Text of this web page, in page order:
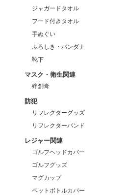
ジャガードタオル
フード付きタオル
手ぬぐい
ふろしき・バンダナ
靴下
マスク・衛生関連
絆創膏
防犯
リフレクターグッズ
リフレクターバンド
レジャー関連
ゴルフヘッドカバー
ゴルフグッズ
マグカップ
ペットボトルカバー